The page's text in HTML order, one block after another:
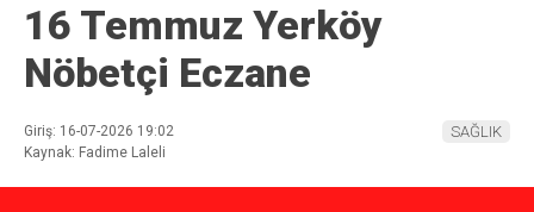
16 Temmuz Yerköy
Nöbetçi Eczane
Giriş: 16-07-2026 19:02
Kaynak: Fadime Laleli
SAĞLIK